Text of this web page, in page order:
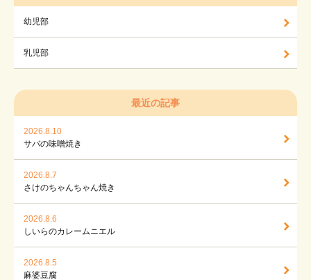
幼児部
乳児部
最近の記事
2026.8.10
サバの味噌焼き
2026.8.7
さけのちゃんちゃん焼き
2026.8.6
しいらのカレームニエル
2026.8.5
麻婆豆腐